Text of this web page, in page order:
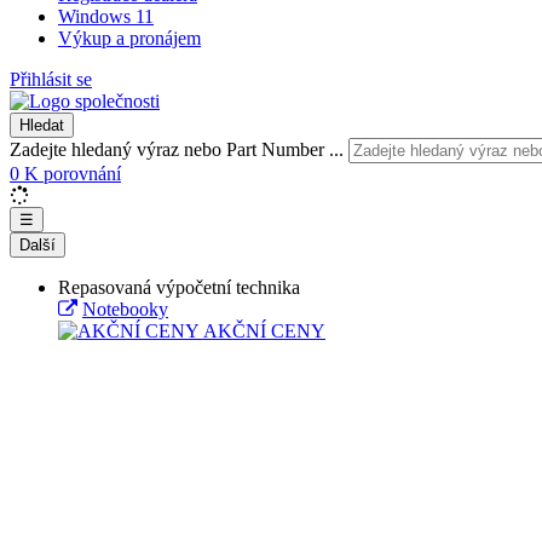
Windows 11
Výkup a pronájem
Přihlásit se
Hledat
Zadejte hledaný výraz nebo Part Number ...
0 K porovnání
☰
Další
Repasovaná výpočetní technika
Notebooky
AKČNÍ CENY